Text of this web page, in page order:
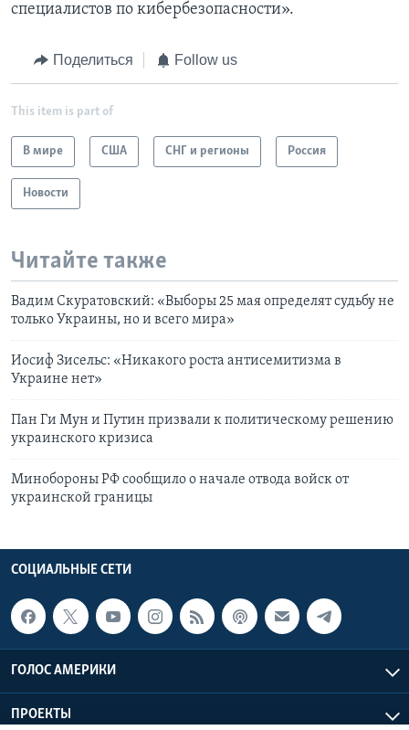
специалистов по кибербезопасности».
Поделиться Follow us
This item is part of
В мире США СНГ и регионы Россия
Новости
Читайте также
Вадим Скуратовский: «Выборы 25 мая определят судьбу не
только Украины, но и всего мира»
Иосиф Зисельс: «Никакого роста антисемитизма в
Украине нет»
Пан Ги Мун и Путин призвали к политическому решению
украинского кризиса
Минобороны РФ сообщило о начале отвода войск от
украинской границы
СОЦИАЛЬНЫЕ СЕТИ
ГОЛОС АМЕРИКИ
ПРОЕКТЫ